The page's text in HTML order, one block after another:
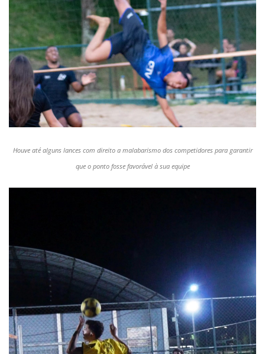
Houve até alguns lances com direito a malabarismo dos competidores para garantir
que o ponto fosse favorável à sua equipe